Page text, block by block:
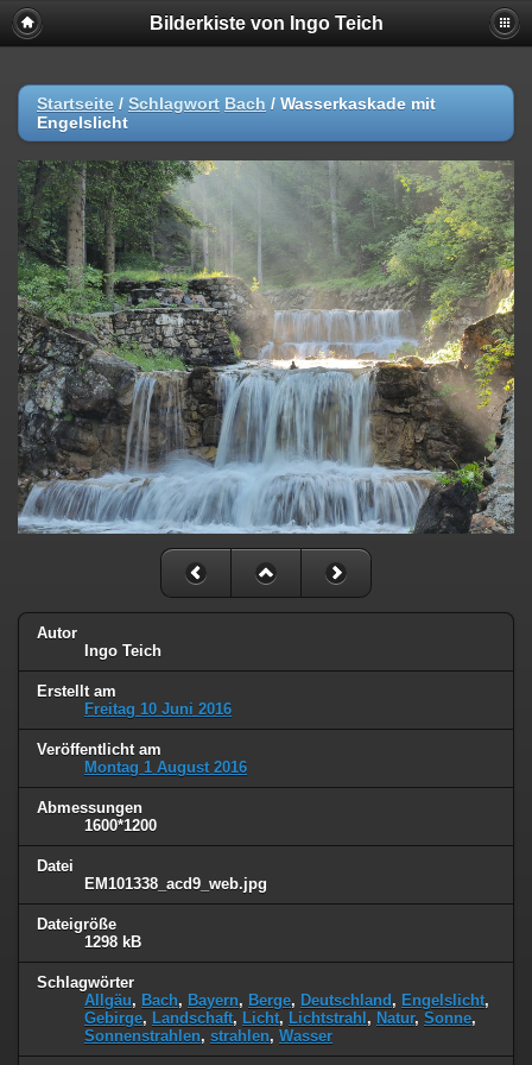
Bilderkiste von Ingo Teich
Startseite / Schlagwort Bach / Wasserkaskade mit
Engelslicht
Autor
Ingo Teich
Erstellt am
Freitag 10 Juni 2016
Veröffentlicht am
Montag 1 August 2016
Abmessungen
1600*1200
Datei
EM101338_acd9_web.jpg
Dateigröße
1298 kB
Schlagwörter
Allgäu, Bach, Bayern, Berge, Deutschland , Engelslicht,
Gebirge, Landschaft, Licht, Lichtstrahl , Natur, Sonne,
Sonnenstrahlen, strahlen, Wasser